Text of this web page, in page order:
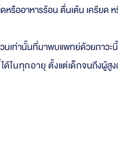
หรืออาหารร้อน ตื่นเต้น เครียด
นเท่านั้นที่มาพบแพทย์ด้วยภาวะ
ในทุกอายุ ตั้งแต่เด็กจนถึงผู้สู